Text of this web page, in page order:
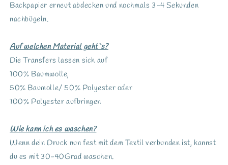
Backpapier erneut abdecken und nochmals 3-4 Sekunden
nachbügeln.
Auf welchen Material geht`s?
Die Transfers lassen sich auf
100% Baumwolle,
50% Baumolle/ 50% Polyester oder
100% Polyester aufbringen
Wie kann ich es waschen?
Wenn dein Druck nun fest mit dem Textil verbunden ist, kannst
du es mit 30-40Grad waschen.